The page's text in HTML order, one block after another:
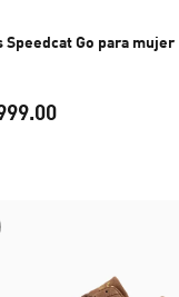
Speedcat Go para mujer